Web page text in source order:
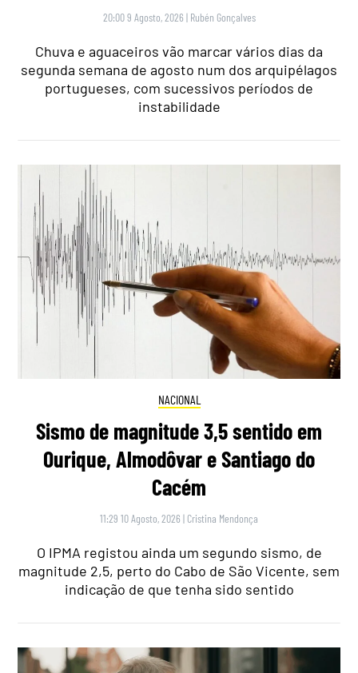
20:00 9 Agosto, 2026 | Rubén Gonçalves
Chuva e aguaceiros vão marcar vários dias da
segunda semana de agosto num dos arquipélagos
portugueses, com sucessivos períodos de
instabilidade
NACIONAL
Sismo de magnitude 3,5 sentido em
Ourique, Almodôvar e Santiago do
Cacém
11:29 10 Agosto, 2026 | Cristina Mendonça
O IPMA registou ainda um segundo sismo, de
magnitude 2,5, perto do Cabo de São Vicente, sem
indicação de que tenha sido sentido